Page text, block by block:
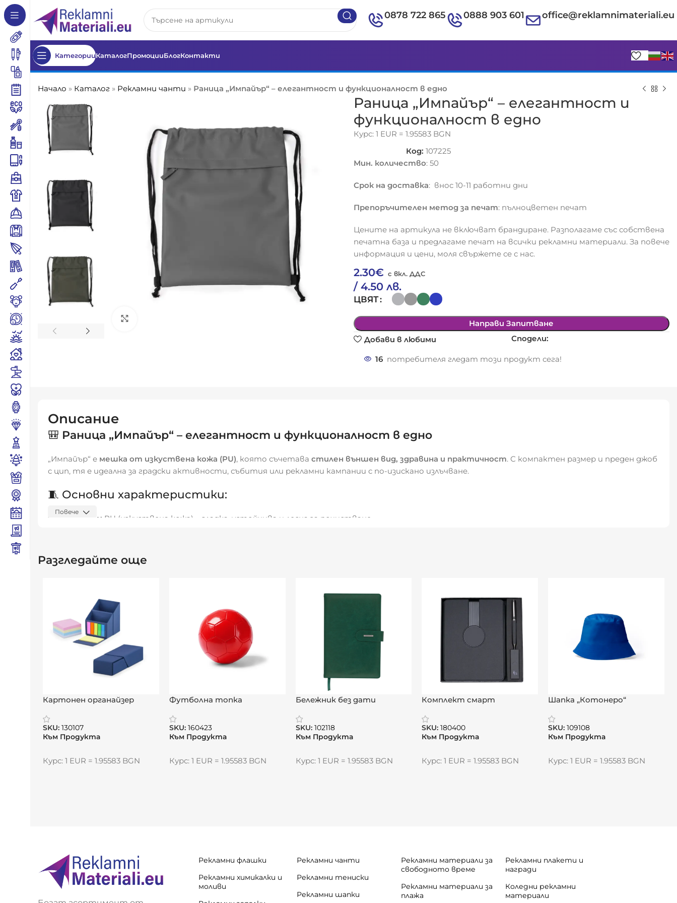
0878 722 865 0888 903 601 office@reklamnimateriali.eu
КатегорииКаталогПромоцииБлогКонтакти
Начало » Каталог » Рекламни чанти » Раница „Импайър“ – елегантност и функционалност в едно
Раница „Импайър“ – елегантност и
функционалност в едно
Курс: 1 EUR = 1.95583 BGN
Код: 107225
Мин. количество: 50
Срок на доставка: внос 10-11 работни дни
Препоръчителен метод за печат: пълноцветен печат
Цените на артикула не включват брандиране. Разполагаме със собствена
печатна база и предлагаме печат на всички рекламни материали. За повече
информация и цени, моля свържете се с нас.
2.30€
/ 4.50 лв.
ЦВЯТ
Направи Запитване
Добави в любими
Сподели:
16 потребителя гледат този продукт сега!
Описание
🎒 Раница „Импайър“ – елегантност и функционалност в едно
„Импайър“ е мешка от изкуствена кожа (PU), която съчетава стилен външен вид, здравина и практичност. С компактен размер и преден джоб
с цип, тя е идеална за градски активности, събития или рекламни кампании с по-изискано излъчване.
🧵 Основни характеристики:
Материал: PU (изкуствена кожа) – гладка, устойчива и лесна за почистване
преден джоб с цип – за бърз достъп до аксесоари
Видяна от: 0
Повече
Разгледайте още
Картонен органайзер
SKU: 130107
Към Продукта
Курс: 1 EUR = 1.95583 BGN
Футболна топка
SKU: 160423
Към Продукта
Курс: 1 EUR = 1.95583 BGN
Бележник без дати
SKU: 102118
Към Продукта
Курс: 1 EUR = 1.95583 BGN
Комплект смарт
химикалка „Елвио“
SKU:180400
Към Продукта
Курс: 1 EUR = 1.95583 BGN
Шапка „Котонеро“
SKU:109108
Към Продукта
Курс: 1 EUR = 1.95583 BGN
Рекламни флашки
Рекламни химикалки и
моливи
Рекламни чанти
Рекламни тениски
Рекламни шапки
Рекламни материали за
свободното време
Рекламни материали за
плажа
Рекламни плакети и
награди
Коледни рекламни
материали